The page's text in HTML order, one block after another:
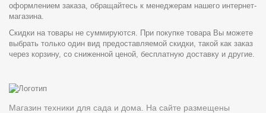
оформлением заказа, обращайтесь к менеджерам нашего интернет-
магазина.
Скидки на товары не суммируются. При покупке товара Вы можете
выбрать только один вид предоставляемой скидки, такой как заказ
через корзину, со сниженной ценой, бесплатную доставку и другие.
Магазин техники для сада и дома. На сайте размещены